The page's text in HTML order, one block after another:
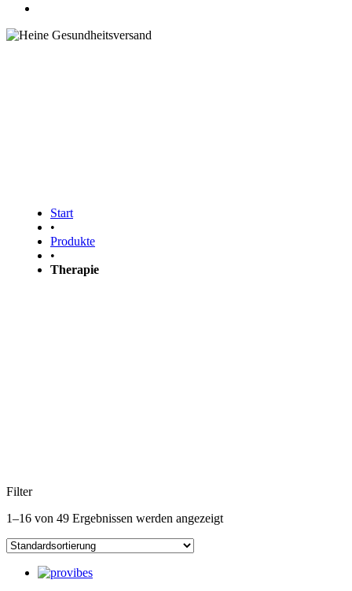
Start
•
Produkte
•
Therapie
Filter
1–16 von 49 Ergebnissen werden angezeigt